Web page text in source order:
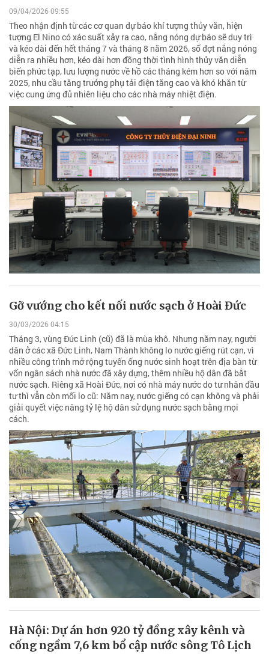
09/04/2026 09:55
Theo nhận định từ các cơ quan dự báo khí tượng thủy văn, hiện
tượng El Nino có xác suất xảy ra cao, nắng nóng dự báo sẽ duy trì
và kéo dài đến hết tháng 7 và tháng 8 năm 2026, số đợt nắng nóng
diễn ra nhiều hơn, kéo dài hơn đồng thời tình hình thủy văn diễn
biến phức tạp, lưu lượng nước về hồ các tháng kém hơn so với năm
2025, nhu cầu tăng trưởng phụ tải điện tăng cao và khó khăn từ
việc cung ứng đủ nhiên liệu cho các nhà máy nhiệt điện.
Gỡ vướng cho kết nối nước sạch ở Hoài Đức
30/03/2026 04:15
Tháng 3, vùng Đức Linh (cũ) đã là mùa khô. Nhưng năm nay, người
dân ở các xã Đức Linh, Nam Thành không lo nước giếng rút cạn, vì
nhiều công trình mở rộng tuyến ống nước sinh hoạt trên địa bàn từ
vốn ngân sách nhà nước đã xây dựng, thêm nhiều hộ dân đã bắt
nước sạch. Riêng xã Hoài Đức, nơi có nhà máy nước do tư nhân đầu
tư thì vẫn còn mối lo cũ: Năm nay, nước giếng có cạn không và phải
giải quyết việc nâng tỷ lệ hộ dân sử dụng nước sạch bằng mọi
cách.
Hà Nội: Dự án hơn 920 tỷ đồng xây kênh và
cống ngầm 7,6 km bổ cập nước sông Tô Lịch